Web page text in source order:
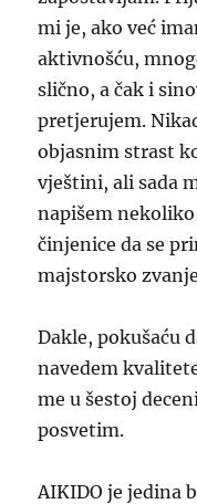
mi je, ako već
aktivnošću,
slično, a čak i
pretjerujem.
objasnim strast
vještini, ali sada
napišem
činjenice da se
majstorsko zvanje
Dakle, pokušaću
navedem
me u šestoj
posvetim.
AIKIDO je jedina